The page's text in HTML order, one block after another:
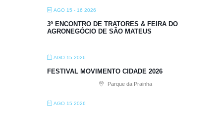
AGO 15 - 16 2026
3º ENCONTRO DE TRATORES & FEIRA DO
AGRONEGÓCIO DE SÃO MATEUS
AGO 15 2026
FESTIVAL MOVIMENTO CIDADE 2026
Parque da Prainha
AGO 15 2026